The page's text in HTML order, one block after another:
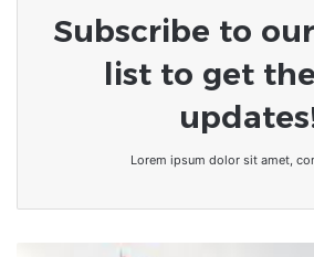
Subscribe to
list to get
Lorem ipsum dolor sit amet,